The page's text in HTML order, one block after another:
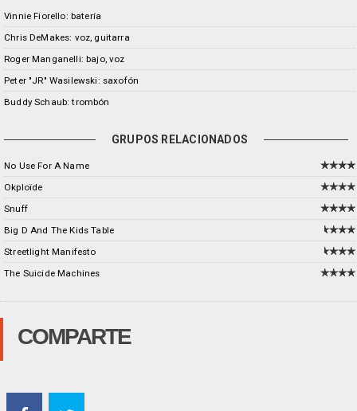
Vinnie Fiorello: batería
Chris DeMakes: voz, guitarra
Roger Manganelli: bajo, voz
Peter "JR" Wasilewski: saxofón
Buddy Schaub: trombón
GRUPOS RELACIONADOS
No Use For A Name
Okploïde
Snuff
Big D And The Kids Table
Streetlight Manifesto
The Suicide Machines
COMPARTE